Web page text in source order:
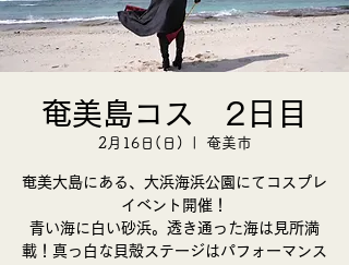
奄美島コス 2日目
2月16日(日) 奄美市
奄美大島にある、大浜海浜公園にてコスプレ
イベント開催！
青い海に白い砂浜。透き通った海は見所満
載！真っ白な貝殻ステージはパフォーマンス